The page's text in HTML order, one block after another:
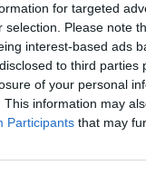
for targeted
selection. Please note
interest-based ads
to third
of your personal
This information may
Participants that may
Σαββάτου,
την
του από
τον ΟΦΗ.
να
που
ζητούμενο.